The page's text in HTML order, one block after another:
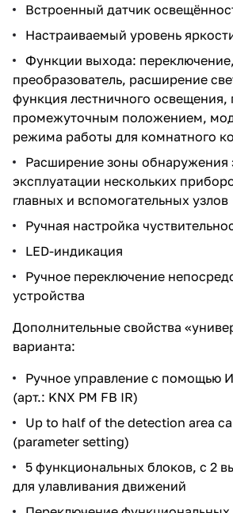
Встроенный датчик
Настраиваемый уровень
Функции выхода:
преобразователь, расширение
функция лестничного освещения,
промежуточным положением,
режима работы для комнатного
Расширение зоны обнаружения
эксплуатации нескольких
главных и вспомогательных узлов
Ручная настройка
LED-индикация
Ручное переключение
устройства
Дополнительные свойства
варианта:
Ручное управление с помощью
(арт.: KNX PM FB IR)
Up to half of the detection area
(parameter setting)
5 функциональных блоков, с 2
для улавливания движений